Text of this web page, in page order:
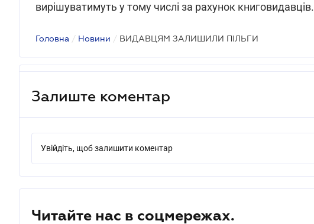
вирішуватимуть у тому числі за рахунок книговидавців.
Головна / Новини / ВИДАВЦЯМ ЗАЛИШИЛИ ПІЛЬГИ
Залиште коментар
Увійдіть, щоб залишити коментар
Читайте нас в соцмережах.